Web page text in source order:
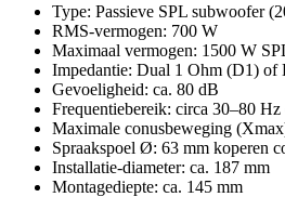
Type: Passieve SPL subwoofer
RMS-vermogen: 700 W
Maximaal vermogen: 1500 W
Impedantie: Dual 1 Ohm (D1) of
Gevoeligheid: ca. 80 dB
Frequentiebereik: circa 30–80 Hz
Maximale conusbeweging
Spraakspoel Ø: 63 mm koperen
Installatie-diameter: ca. 187 mm
Montagediepte: ca. 145 mm